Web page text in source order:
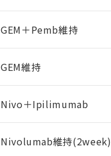
GEM＋Pemb維持
GEM維持
Nivo＋Ipilimumab
Nivolumab維持(2week)